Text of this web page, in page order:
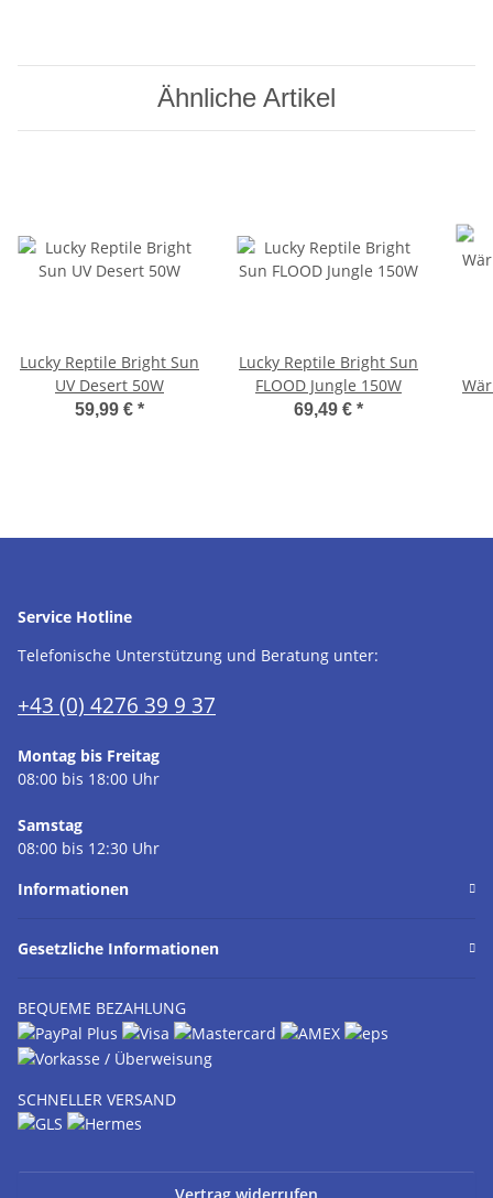
Ähnliche Artikel
Lucky Reptile Bright Sun
UV Desert 50W
59,99 € *
Lucky Reptile Bright Sun
FLOOD Jungle 150W
69,49 € *
Service Hotline
Telefonische Unterstützung und Beratung unter:
+43 (0) 4276 39 9 37
Montag bis Freitag
08:00 bis 18:00 Uhr
Samstag
08:00 bis 12:30 Uhr
Informationen
Gesetzliche Informationen
BEQUEME BEZAHLUNG
SCHNELLER VERSAND